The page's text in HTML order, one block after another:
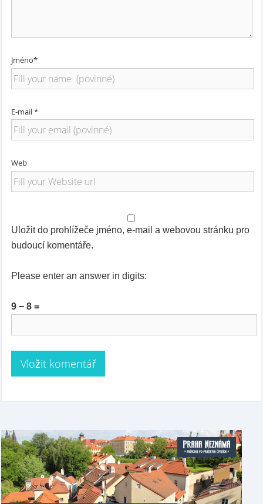
Jméno*
E-mail *
Web
Uložit do prohlížeče jméno, e-mail a webovou stránku pro
budoucí komentáře.
Please enter an answer in digits:
9 − 8 =